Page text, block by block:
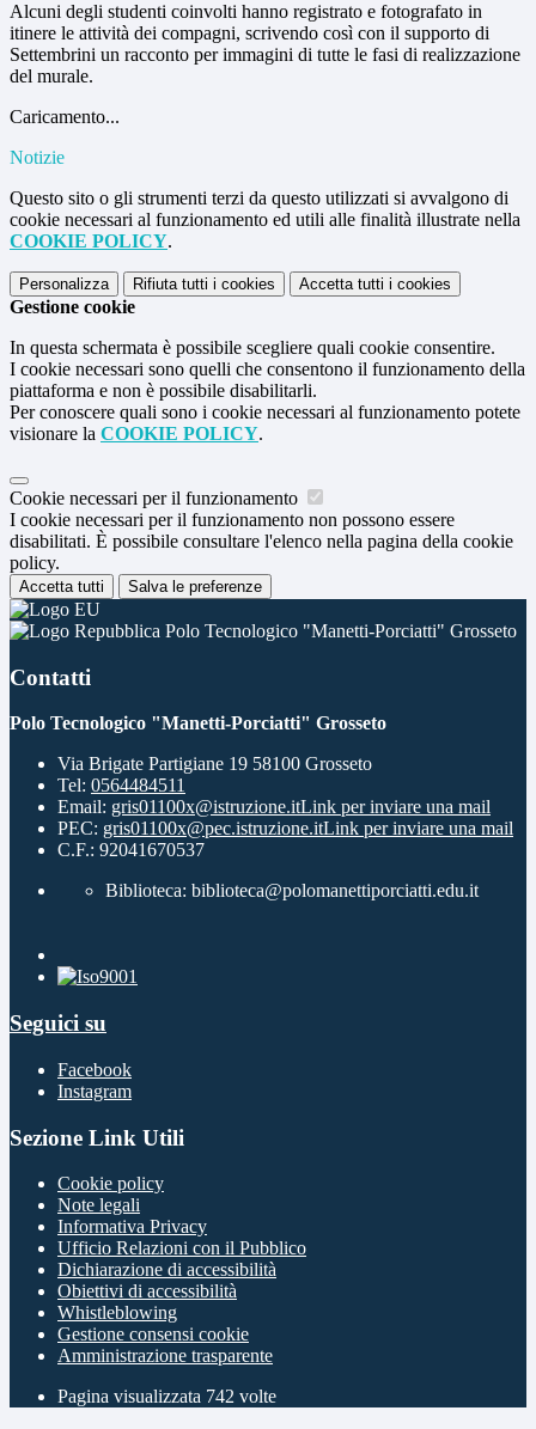
Alcuni degli studenti coinvolti hanno registrato e fotografato in
itinere le attività dei compagni, scrivendo così con il supporto di
Settembrini un racconto per immagini di tutte le fasi di realizzazione
del murale.
Caricamento...
Notizie
Questo sito o gli strumenti terzi da questo utilizzati si avvalgono di
cookie necessari al funzionamento ed utili alle finalità illustrate nella
COOKIE POLICY.
Personalizza Rifiuta tutti i cookies Accetta tutti i cookies
Gestione cookie
In questa schermata è possibile scegliere quali cookie consentire.
I cookie necessari sono quelli che consentono il funzionamento della
piattaforma e non è possibile disabilitarli.
Per conoscere quali sono i cookie necessari al funzionamento potete
visionare la COOKIE POLICY.
Cookie necessari per il funzionamento
I cookie necessari per il funzionamento non possono essere
disabilitati. È possibile consultare l'elenco nella pagina della cookie
policy.
Accetta tutti Salva le preferenze
Polo Tecnologico "Manetti-Porciatti" Grosseto
Contatti
Polo Tecnologico "Manetti-Porciatti" Grosseto
Via Brigate Partigiane 19 58100 Grosseto
Tel: 0564484511
Email: gris01100x@istruzione.itLink per inviare una mail
PEC: gris01100x@pec.istruzione.itLink per inviare una mail
C.F.: 92041670537
Biblioteca: biblioteca@polomanettiporciatti.edu.it
Seguici su
Facebook
Instagram
Sezione Link Utili
Cookie policy
Note legali
Informativa Privacy
Ufficio Relazioni con il Pubblico
Dichiarazione di accessibilità
Obiettivi di accessibilità
Whistleblowing
Gestione consensi cookie
Amministrazione trasparente
Pagina visualizzata 742 volte